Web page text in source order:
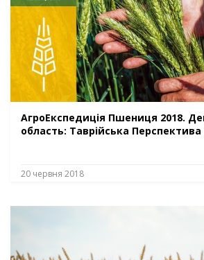
АгроЕкспедиція Пшениця 2018.
область: Таврійська
20 червня 2018